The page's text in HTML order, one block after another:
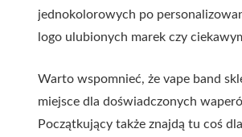
jednokolorowych po
logo ulubionych marek czy
Warto wspomnieć, że vape band
miejsce dla doświadczonych
Początkujący także znajdą tu coś